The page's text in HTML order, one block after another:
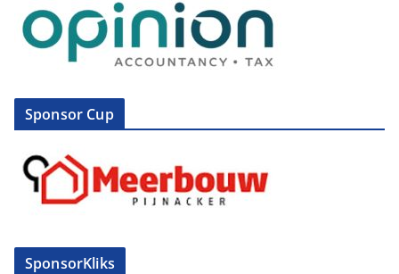
Sponsor Cup
SponsorKliks